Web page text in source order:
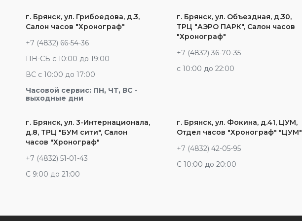
г. Брянск, ул. Грибоедова, д.3,
Салон часов "Хронограф"
+7 (4832) 66-54-36
ПН-СБ с 10:00 до 19:00
ВС с 10:00 до 17:00
Часовой сервис: ПН, ЧТ, ВС -
выходные дни
г. Брянск, ул. Объездная, д.30,
ТРЦ "АЭРО ПАРК", Салон часов
"Хронограф"
+7 (4832) 36-70-35
c 10:00 до 22:00
г. Брянск, ул. 3-Интернационала,
д.8, ТРЦ "БУМ сити", Салон
часов "Хронограф"
+7 (4832) 51-01-43
С 9:00 до 21:00
г. Брянск, ул. Фокина, д.41, ЦУМ,
Отдел часов "Хронограф" "ЦУМ"
+7 (4832) 42-05-95
С 10:00 до 20:00